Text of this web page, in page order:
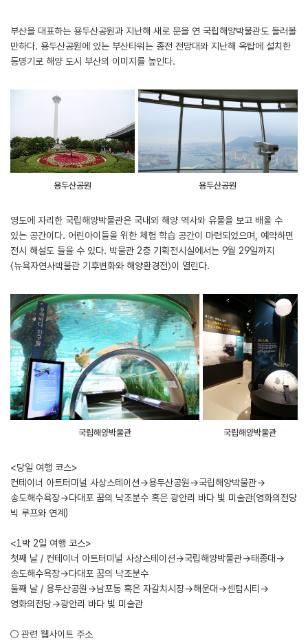
부산을 대표하는 용두산공원과 지난해 새로 문을 연 국립해양박물관도 들러볼
만하다. 용두산공원에 있는 부산타워는 종전 전망대와 지난해 옥탑에 설치한
등명기로 해양 도시 부산의 이미지를 높인다.
용두산공원 용두산공원
영도에 자리한 국립해양박물관은 국내외 해양 역사와 유물을 보고 배울 수
있는 공간이다. 어린아이들을 위한 체험 학습 공간이 마련되었으며, 예약하면
전시 해설도 들을 수 있다. 박물관 2층 기획전시실에서는 9월 29일까지
〈뉴욕자연사박물관 기후변화와 해양환경전〉이 열린다.
국립해양박물관 국립해양박물관
<당일 여행 코스>
컨테이너 아트터미널 사상스테이션→용두산공원→국립해양박물관→
송도해수욕장→다대포 꿈의 낙조분수 혹은 광안리 바다 빛 미술관(영화의전당
빅 루프와 연계)
<1박 2일 여행 코스>
첫째 날 / 컨테이너 아트터미널 사상스테이션→국립해양박물관→태종대→
송도해수욕장→다대포 꿈의 낙조분수
둘째 날 / 용두산공원→남포동 혹은 자갈치시장→해운대→센텀시티→
영화의전당→광안리 바다 빛 미술관
○ 관련 웹사이트 주소